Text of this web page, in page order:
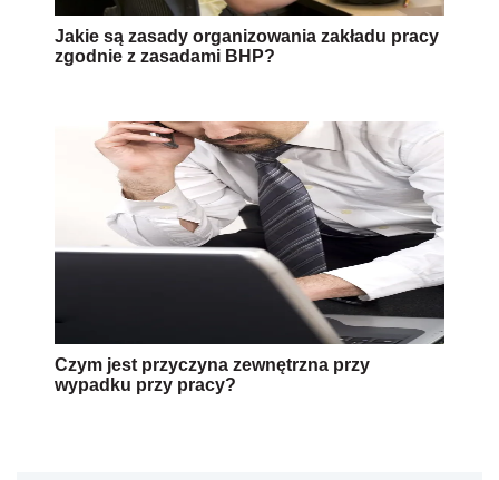
Jakie są zasady organizowania zakładu pracy
zgodnie z zasadami BHP?
Czym jest przyczyna zewnętrzna przy
wypadku przy pracy?